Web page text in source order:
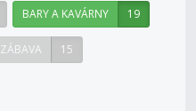
BARY A KAVÁRNY 19
ZÁBAVA 15